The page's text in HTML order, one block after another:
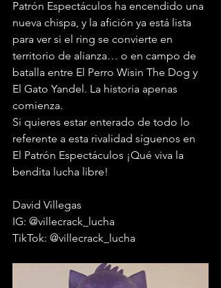
Patrón Espectáculos ha encendido una
nueva chispa, y la afición ya está lista
para ver si el ring se convierte en
territorio de alianza… o en campo de
batalla entre El Perro Wisin The Dog y
El Gato Yandel. La historia apenas
comienza.
Si quieres estar enterado de todo lo
referente a esta rivalidad síguenos en
El Patrón Espectáculos ¡Qué viva la
bendita lucha libre!
David Villegas
IG: @villecrack_lucha
TikTok: @villecrack_lucha